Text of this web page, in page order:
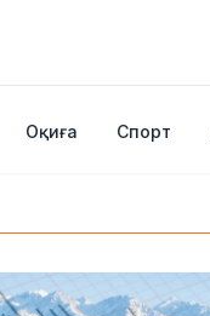
Оқиға Спорт